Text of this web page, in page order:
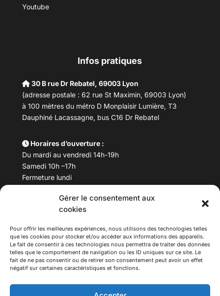
Gérer le consentement aux
cookies
Pour offrir les meilleures expériences, nous utilisons des technologies telles
que les cookies pour stocker et/ou accéder aux informations des appareils.
Le fait de consentir à ces technologies nous permettra de traiter des données
telles que le comportement de navigation ou les ID uniques sur ce site. Le
fait de ne pas consentir ou de retirer son consentement peut avoir un effet
négatif sur certaines caractéristiques et fonctions.
Youtube
Infos pratiques
30 B rue Dr Rebatel, 69003 Lyon
(adresse postale : 62 rue St Maximin, 69003 Lyon)
à 100 mètres du métro D Monplaisir Lumière, T3
Dauphiné Lacassagne, bus C16 Dr Rebatel
Horaires d’ouverture :
Du mardi au vendredi 14h-19h
Samedi 10h –17h
Fermeture lundi
Téléphone : 04 78 53 06 40
maisondesculturesasiatiques@asiexpo.com